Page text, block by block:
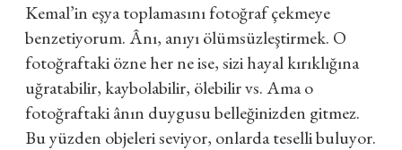
Kemal’in eşya toplamasını fotoğraf çekmeye
benzetiyorum. Ânı, anıyı ölümsüzleştirmek. O
fotoğraftaki özne her ne ise, sizi hayal kırıklığına
uğratabilir, kaybolabilir, ölebilir vs. Ama o
fotoğraftaki ânın duygusu belleğinizden gitmez.
Bu yüzden objeleri seviyor, onlarda teselli buluyor.